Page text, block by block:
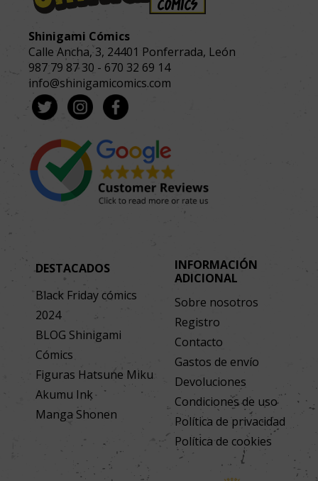
Shinigami Cómics
Calle Ancha, 3, 24401 Ponferrada, León
987 79 87 30 - 670 32 69 14
info@shinigamicomics.com
DESTACADOS
Black Friday cómics
2024
BLOG Shinigami
Cómics
Figuras Hatsune Miku
Akumu Ink
Manga Shonen
INFORMACIÓN
ADICIONAL
Sobre nosotros
Registro
Contacto
Gastos de envío
Devoluciones
Condiciones de uso
Política de privacidad
Política de cookies